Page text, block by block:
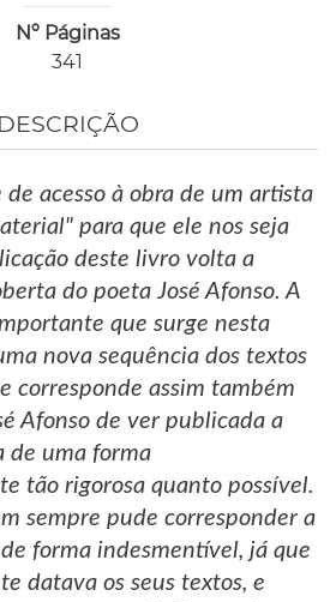
Nº Páginas
341
DESCRIÇÃO
de acesso à obra de um artista
para que ele nos seja
deste livro volta a
do poeta José Afonso. A
que surge nesta
nova sequência dos textos
corresponde assim também
Afonso de ver publicada a
de uma forma
tão rigorosa quanto possível.
sempre pude corresponder a
forma indesmentível, já que
datava os seus textos, e